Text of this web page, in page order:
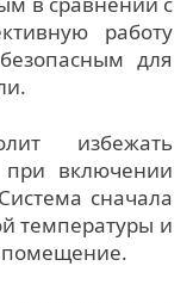
работу
для
избежать
при включении
сначала
температуры и
помещение.